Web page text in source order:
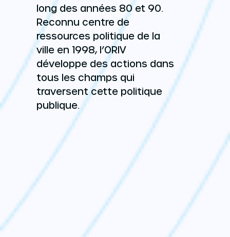
long des années 80 et 90.
Reconnu centre de
ressources politique de la
ville en 1998, l’ORIV
développe des actions dans
tous les champs qui
traversent cette politique
publique.